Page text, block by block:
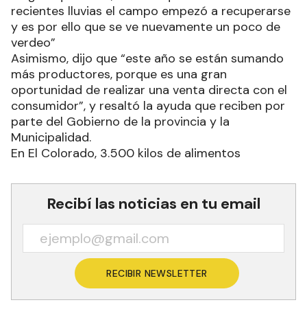
recientes lluvias el campo empezó a recuperarse
y es por ello que se ve nuevamente un poco de
verdeo”
Asimismo, dijo que “este año se están sumando
más productores, porque es una gran
oportunidad de realizar una venta directa con el
consumidor”, y resaltó la ayuda que reciben por
parte del Gobierno de la provincia y la
Municipalidad.
En El Colorado, 3.500 kilos de alimentos
Recibí las noticias en tu email
RECIBIR NEWSLETTER